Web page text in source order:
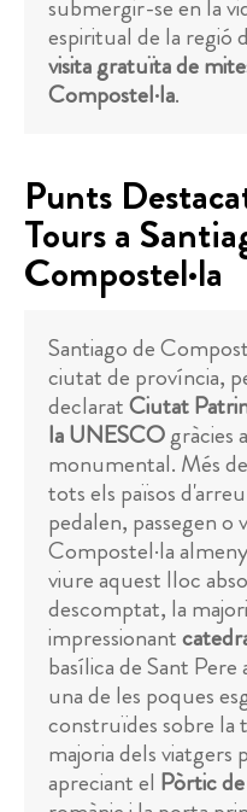
submergir-se en la
espiritual de la regió
visita gratuïta de
Compostel·la.
Punts
Tours a
Compostel·la
Santiago de
ciutat de província,
declaratCiutat
la UNESCOgràcies
monumental. Més
tots els països
pedalen, passegen o
Compostel·la
viure aquest lloc
descomptat, la
impressionant
basílica de Sant
una de les poques
construïdes sobre la
majoria dels viatgers
apreciant el Pòrtic